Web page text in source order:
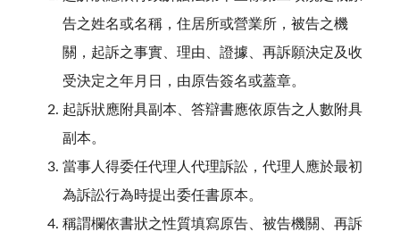
告之姓名或名稱，住居所或營業所，被告之機
關，起訴之事實、理由、證據、再訴願決定及收
受決定之年月日，由原告簽名或蓋章。
起訴狀應附具副本、答辯書應依原告之人數附具
副本。
當事人得委任代理人代理訴訟，代理人應於最初
為訴訟行為時提出委任書原本。
稱謂欄依書狀之性質填寫原告、被告機關、再訴